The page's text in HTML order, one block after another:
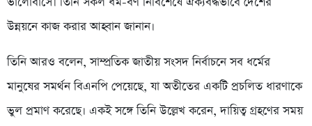
উন্নয়নে কাজ করার আহ্বান জানান।
তিনি আরও বলেন, সাম্প্রতিক জাতীয় সংসদ নির্বাচনে সব ধর্মের
মানুষের সমর্থন বিএনপি পেয়েছে, যা অতীতের একটি প্রচলিত ধারণাকে
ভুল প্রমাণ করেছে। একই সঙ্গে তিনি উল্লেখ করেন, দায়িত্ব গ্রহণের সময়